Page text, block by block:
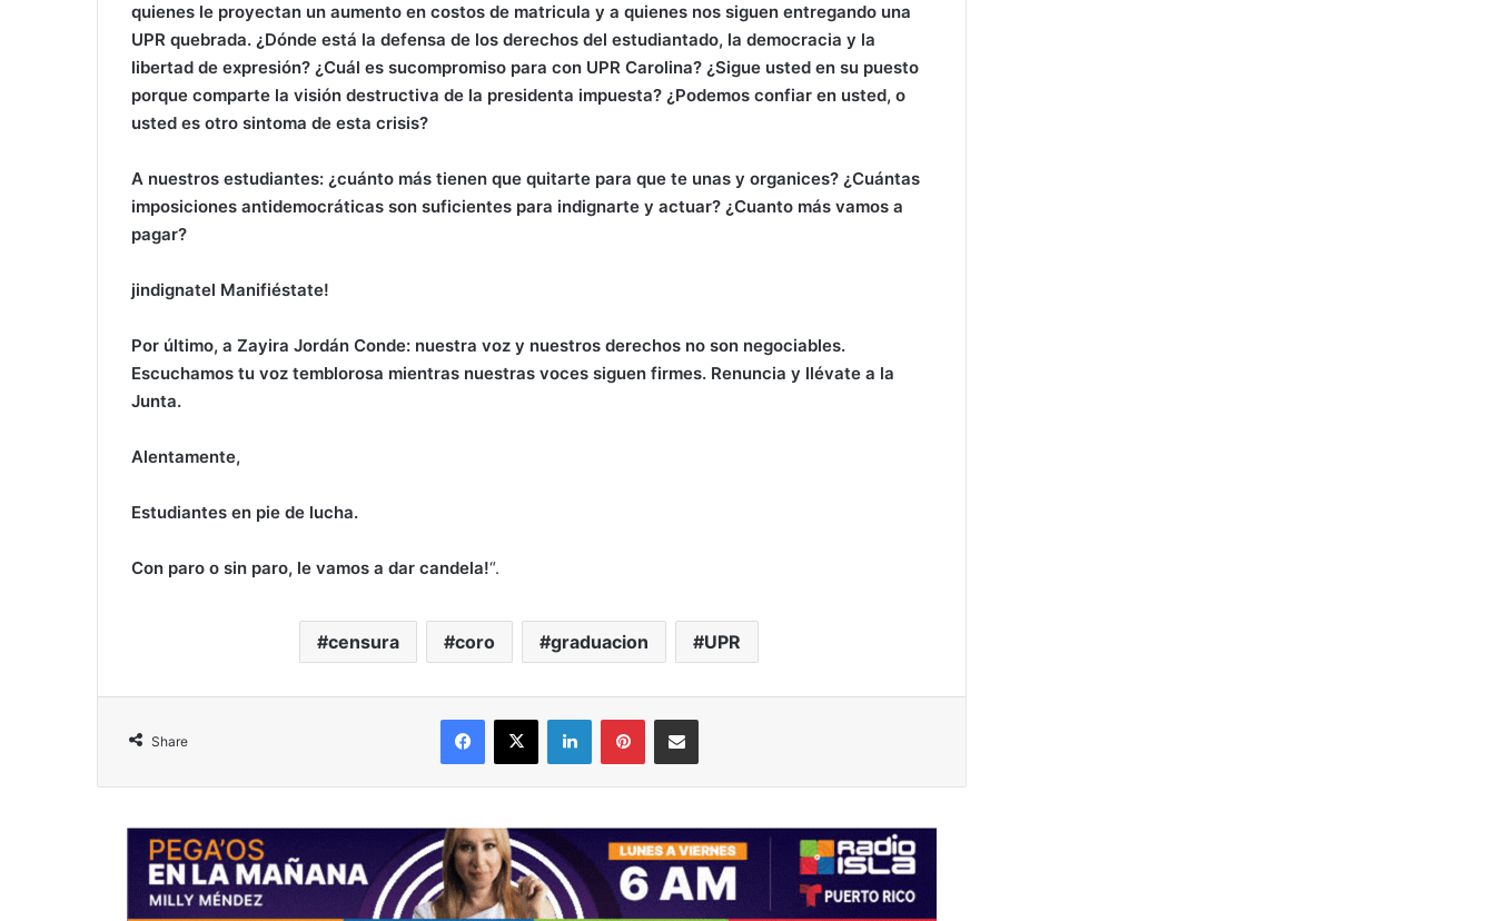
quienes le proyectan un aumento en costos de matricula y a quienes nos siguen entregando una
UPR quebrada. ¿Dónde está la defensa de los derechos del estudiantado, la democracia y la
libertad de expresión? ¿Cuál es sucompromiso para con UPR Carolina? ¿Sigue usted en su puesto
porque comparte la visión destructiva de la presidenta impuesta? ¿Podemos confiar en usted, o
usted es otro sintoma de esta crisis?
A nuestros estudiantes: ¿cuánto más tienen que quitarte para que te unas y organices? ¿Cuántas
imposiciones antidemocráticas son suficientes para indignarte y actuar? ¿Cuanto más vamos a
pagar?
jindignatel Manifiéstate!
Por último, a Zayira Jordán Conde: nuestra voz y nuestros derechos no son negociables.
Escuchamos tu voz temblorosa mientras nuestras voces siguen firmes. Renuncia y llévate a la
Junta.
Alentamente,
Estudiantes en pie de lucha.
Con paro o sin paro, le vamos a dar candela!“.
censura coro graduacion UPR
Share
Facebook
X LinkedInPinterestShare via Email